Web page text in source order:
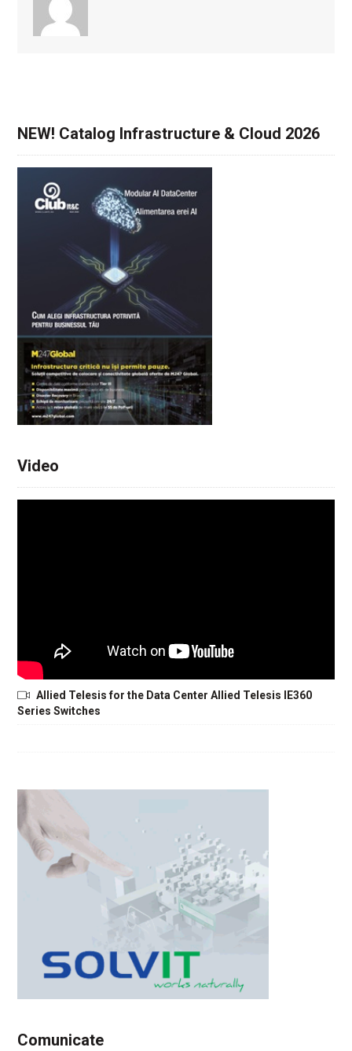
NEW! Catalog Infrastructure & Cloud 2026
Video
Allied Telesis for the Data Center Allied Telesis IE360
Series Switches
Comunicate